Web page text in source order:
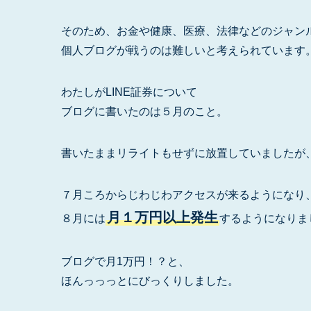
そのため、お金や健康、医療、法律などのジャン
個人ブログが戦うのは難しいと考えられています。
わたしがLINE証券について
ブログに書いたのは５月のこと。
書いたままリライトもせずに放置していましたが、
７月ころからじわじわアクセスが来るようになり、
８月には月１万円以上発生するようになりま
ブログで月1万円！？と、
ほんっっっとにびっくりしました。